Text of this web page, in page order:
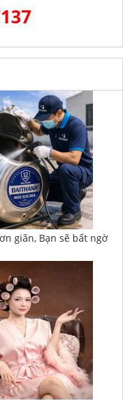
giãn, Bạn sẽ bất ngờ